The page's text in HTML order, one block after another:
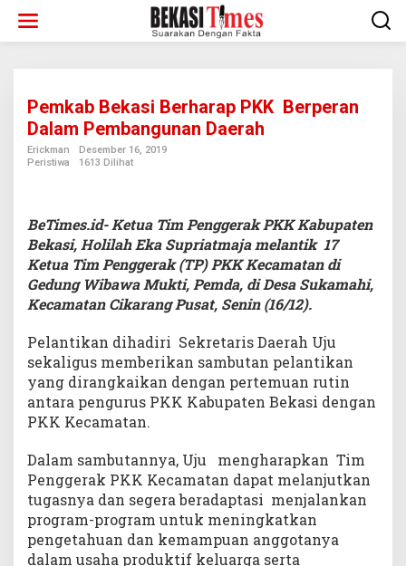
konten
Pemkab Bekasi Berharap PKK Berperan
Dalam Pembangunan Daerah
Erickman
Desember 16, 2019
Peristiwa
1613 Dilihat
BeTimes.id- Ketua Tim Penggerak PKK Kabupaten
Bekasi, Holilah Eka Supriatmaja melantik 17
Ketua Tim Penggerak (TP) PKK Kecamatan di
Gedung Wibawa Mukti, Pemda, di Desa Sukamahi,
Kecamatan Cikarang Pusat, Senin (16/12).
Pelantikan dihadiri Sekretaris Daerah Uju
sekaligus memberikan sambutan pelantikan
yang dirangkaikan dengan pertemuan rutin
antara pengurus PKK Kabupaten Bekasi dengan
PKK Kecamatan.
Dalam sambutannya, Uju mengharapkan Tim
Penggerak PKK Kecamatan dapat melanjutkan
tugasnya dan segera beradaptasi menjalankan
program-program untuk meningkatkan
pengetahuan dan kemampuan anggotanya
dalam usaha produktif keluarga serta